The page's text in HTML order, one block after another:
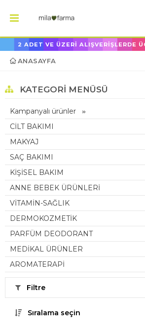
2 ADET VE ÜZERİ ALIŞVERİŞLERDE
ANASAYFA
KATEGORI MENÜSÜ
Kampanyalı ürünler
CİLT BAKIMI
MAKYAJ
SAÇ BAKIMI
KİŞİSEL BAKIM
ANNE BEBEK ÜRÜNLERİ
VİTAMİN-SAĞLIK
DERMOKOZMETİK
PARFÜM DEODORANT
MEDİKAL ÜRÜNLER
AROMATERAPİ
Filtre
Sıralama seçin